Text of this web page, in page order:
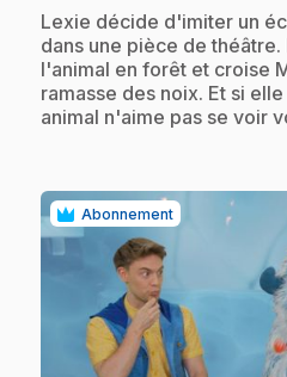
.Lexie décide d'imiter un
dans une pièce de
l'animal en forêt et croise
ramasse des noix. Et si
animal n'aime pas se voir
Abonnement